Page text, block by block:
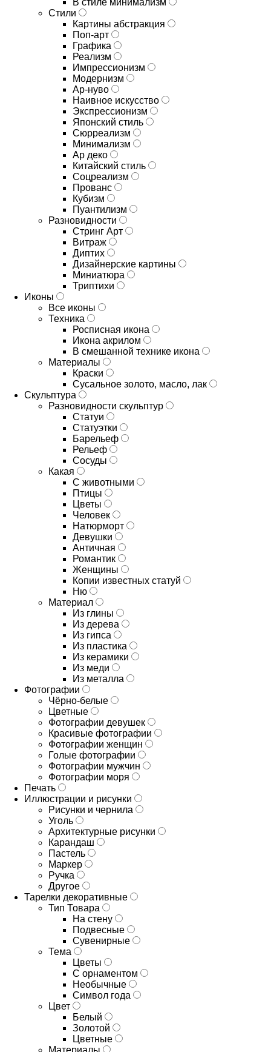
В стиле минимализм
Стили
Картины абстракция
Поп-арт
Графика
Реализм
Импрессионизм
Модернизм
Ар-нуво
Наивное искусство
Экспрессионизм
Японский стиль
Сюрреализм
Минимализм
Ар деко
Китайский стиль
Соцреализм
Прованс
Кубизм
Пуантилизм
Разновидности
Стринг Арт
Витраж
Диптих
Дизайнерские картины
Миниатюра
Триптихи
Иконы
Все иконы
Техника
Росписная икона
Икона акрилом
В смешанной технике икона
Материалы
Краски
Сусальное золото, масло, лак
Скульптура
Разновидности скульптур
Статуи
Статуэтки
Барельеф
Рельеф
Сосуды
Какая
С животными
Птицы
Цветы
Человек
Натюрморт
Девушки
Античная
Романтик
Женщины
Копии известных статуй
Ню
Материал
Из глины
Из дерева
Из гипса
Из пластика
Из керамики
Из меди
Из металла
Фотографии
Чёрно-белые
Цветные
Фотографии девушек
Красивые фотографии
Фотографии женщин
Голые фотографии
Фотографии мужчин
Фотографии моря
Печать
Иллюстрации и рисунки
Рисунки и чернила
Уголь
Архитектурные рисунки
Карандаш
Пастель
Маркер
Ручка
Другое
Тарелки декоративные
Тип Товара
На стену
Подвесные
Сувенирные
Тема
Цветы
С орнаментом
Необычные
Символ года
Цвет
Белый
Золотой
Цветные
Материалы